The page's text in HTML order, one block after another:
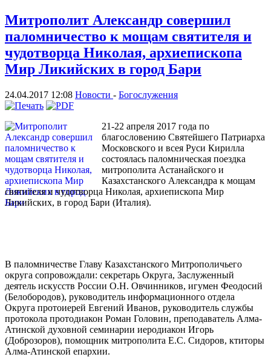
Митрополит Александр совершил
паломничество к мощам святителя и
чудотворца Николая, архиепископа
Мир Ликийских в город Бари
24.04.2017 12:08 Новости - Богослужения
21-22 апреля 2017 года по
благословению Святейшего Патриарха
Московского и всея Руси Кирилла
состоялась паломническая поездка
митрополита Астанайского и
Казахстанского Александра к мощам
святителя и чудотворца Николая, архиепископа Мир
Ликийских, в город Бари (Италия).
В паломничестве Главу Казахстанского Митрополичьего
округа сопровождали: секретарь Округа, Заслуженный
деятель искусств России О.Н. Овчинников, игумен Феодосий
(Белобородов), руководитель информационного отдела
Округа протоиерей Евгений Иванов, руководитель службы
протокола протодиакон Роман Головин, преподаватель Алма-
Атинской духовной семинарии иеродиакон Игорь
(Доброзоров), помощник митрополита Е.С. Сидоров, ктиторы
Алма-Атинской епархии.